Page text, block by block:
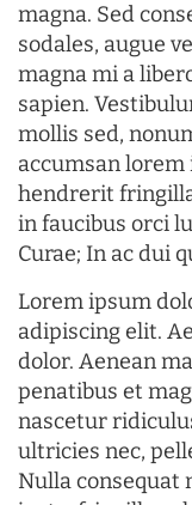
magna. Sed
sodales, augue
magna mi a
sapien.
mollis sed,
accumsan
hendrerit
in faucibus orci
Curae; In ac dui
Lorem ipsum
adipiscing elit.
dolor. Aenean
penatibus et
nascetur
ultricies nec,
Nulla consequat